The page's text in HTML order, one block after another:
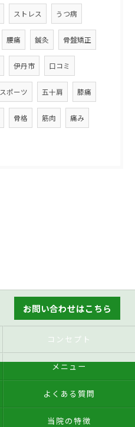
ストレス うつ病
腰痛 鍼灸 骨盤矯正
伊丹市 口コミ
スポーツ 五十肩 膝痛
骨格 筋肉 痛み
お問い合わせはこちら
コンセプト
メニュー
よくある質問
当院の特徴